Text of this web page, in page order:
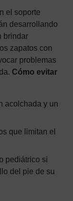
el soporte
desarrollando
brindar
zapatos con
problemas
Cómo evitar
acolchada y un
que limitan el
pediátrico si
del pie de su